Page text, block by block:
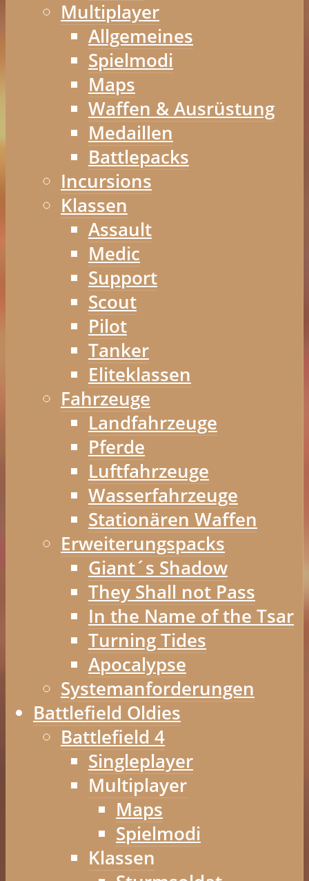
Multiplayer
Allgemeines
Spielmodi
Maps
Waffen & Ausrüstung
Medaillen
Battlepacks
Incursions
Klassen
Assault
Medic
Support
Scout
Pilot
Tanker
Eliteklassen
Fahrzeuge
Landfahrzeuge
Pferde
Luftfahrzeuge
Wasserfahrzeuge
Stationären Waffen
Erweiterungspacks
Giant´s Shadow
They Shall not Pass
In the Name of the Tsar
Turning Tides
Apocalypse
Systemanforderungen
Battlefield Oldies
Battlefield 4
Singleplayer
Multiplayer
Maps
Spielmodi
Klassen